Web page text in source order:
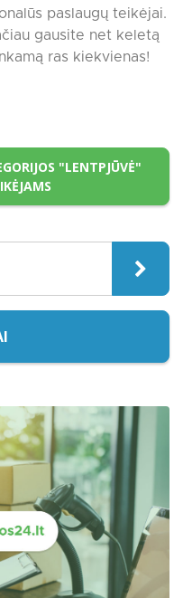
paslaugų teikėjai.
gausite net keletą
ras kiekvienas!
"LENTPJŪVĖ"